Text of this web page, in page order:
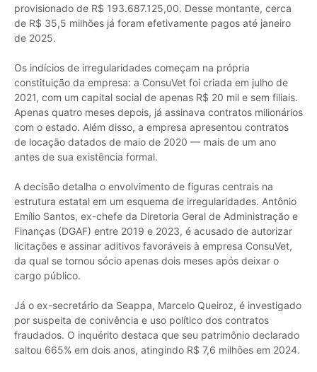
provisionado de R$ 193.687.125,00. Desse montante, cerca
de R$ 35,5 milhões já foram efetivamente pagos até janeiro
de 2025.
Os indícios de irregularidades começam na própria
constituição da empresa: a ConsuVet foi criada em julho de
2021, com um capital social de apenas R$ 20 mil e sem filiais.
Apenas quatro meses depois, já assinava contratos milionários
com o estado. Além disso, a empresa apresentou contratos
de locação datados de maio de 2020 — mais de um ano
antes de sua existência formal.
A decisão detalha o envolvimento de figuras centrais na
estrutura estatal em um esquema de irregularidades. Antônio
Emílio Santos, ex-chefe da Diretoria Geral de Administração e
Finanças (DGAF) entre 2019 e 2023, é acusado de autorizar
licitações e assinar aditivos favoráveis à empresa ConsuVet,
da qual se tornou sócio apenas dois meses após deixar o
cargo público.
Já o ex-secretário da Seappa, Marcelo Queiroz, é investigado
por suspeita de conivência e uso político dos contratos
fraudados. O inquérito destaca que seu patrimônio declarado
saltou 665% em dois anos, atingindo R$ 7,6 milhões em 2024.